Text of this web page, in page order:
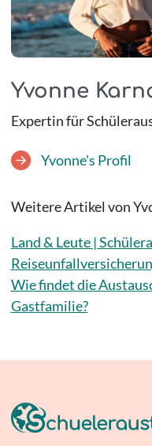
Yvonne
Expertin für
Yvonne's Profil
Weitere Artikel von
Land & Leute |
Wie findet die
Gastfamilie?